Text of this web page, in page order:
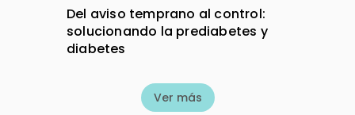
Del aviso temprano al control:
solucionando la prediabetes y
diabetes
Ver más